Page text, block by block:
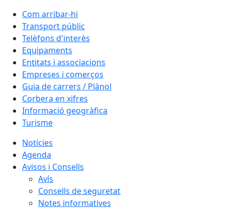
Com arribar-hi
Transport públic
Telèfons d'interès
Equipaments
Entitats i associacions
Empreses i comerços
Guia de carrers / Plànol
Corbera en xifres
Informació geogràfica
Turisme
Notícies
Agenda
Avisos i Consells
Avís
Consells de seguretat
Notes informatives